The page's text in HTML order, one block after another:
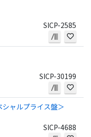
SICP-2585
SICP-30199
ャルプライス盤＞
SICP-4688